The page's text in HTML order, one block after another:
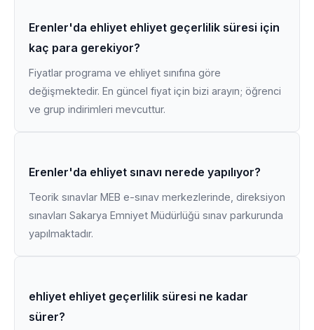
Erenler'da ehliyet ehliyet geçerlilik süresi için
kaç para gerekiyor?
Fiyatlar programa ve ehliyet sınıfına göre
değişmektedir. En güncel fiyat için bizi arayın; öğrenci
ve grup indirimleri mevcuttur.
Erenler'da ehliyet sınavı nerede yapılıyor?
Teorik sınavlar MEB e-sınav merkezlerinde, direksiyon
sınavları Sakarya Emniyet Müdürlüğü sınav parkurunda
yapılmaktadır.
ehliyet ehliyet geçerlilik süresi ne kadar
sürer?